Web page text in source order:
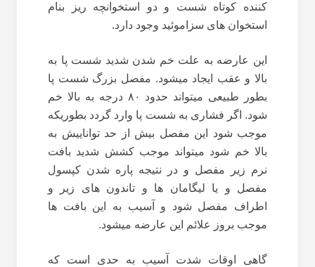
کننده کوتاه شست و دو استخوانچه ریز بنام
استخوان های سزاموئید وجود دارد.
این عارضه به علت خم شدن شدید شست پا به
بالا و عقب ایجاد میشود. مفصل بزرگ شست پا
بطور طبیعی میتواند حدود ۸۰ درجه به بالا خم
شود. اگر فشاری به شست پا وارد گردد بطوریکه
موجب شود این مفصل بیش از حد تواناییش به
بالا خم شود میتواند موجب کشش شدید بافت
نرم زیر مفصل و در نتیجه پاره شدن کپسول
مفصل و یا لیگامان ها و تاندون های زیر و
اطراف مفصل شود و آسیب به این بافت ها
موجب بروز علائم این عارضه میشود.
گاهی اوقات شدت آسیب به حدی است که